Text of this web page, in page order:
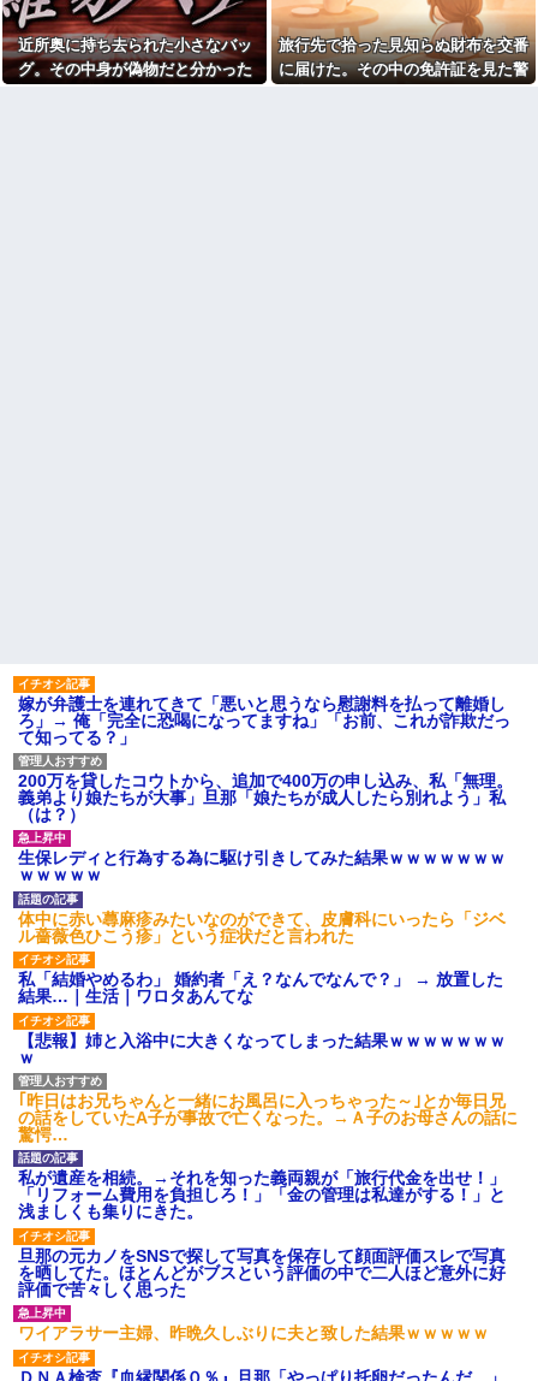
だ』→結果
フリマ民「あと500円値下げ出
来ませんか????」ワイ「ほ～い
購入ｗ」
福田雄一「新ケロロに福田組
果・・・
私「初めて飲む味だけどなん
のお茶？」彼「ちっ！」私「」
【GIF】JSのカンチョーワロ
タ
後続車にクラクションを鳴ら
され彼氏が逆切れ。「何クラク
ション鳴らしてんだ！降りてこ
いよ！」と怒鳴りだし...
【衝撃】報酬100万円超の治験
募集がこちらｗｗｗｗｗ(※画像
あり)
【ネット騒然】惨殺されたタ
ワマン頂き女子のこの動画、す
げえええええｗｗｗｗｗｗｗｗ
ｗｗｗ
【愕然】白のクラウン俺氏、
高速道路左車線を制限速度で走
った結果wwwwwwwwwwww
百年の恋12-899 食べた量を
張り合ってくる
【悲報】佐藤輝明・・・２軍
でも盛大にやらかす←あまり悲
しませないでくれ
婚で5月4日に顔合わせするから
「兄ちゃんヨロシク」って連絡
が…
お盆になると旦那の祖父母宅
に５泊くらいさせられる。旦那
近所奥に持ち去られた小さなバッ
グ。その中身が偽物だと分かった
旅行先で拾った見知らぬ財布を交番
に届けた。その中の免許証を見た警
嫁が弁護士を連れてきて「悪いと思うなら慰謝料を払って離婚し
ろ」→ 俺「完全に恐喝になってますね」「お前、これが詐欺だっ
て知ってる？」
200万を貸したコウトから、追加で400万の申し込み、私「無理。
義弟より娘たちが大事」旦那「娘たちが成人したら別れよう」私
（は？）
生保レディと行為する為に駆け引きしてみた結果ｗｗｗｗｗｗｗ
ｗｗｗｗｗ
体中に赤い蕁麻疹みたいなのができて、皮膚科にいったら「ジベ
ル薔薇色ひこう疹」という症状だと言われた
私「結婚やめるわ」 婚約者「え？なんでなんで？」 → 放置した
結果…｜生活｜ワロタあんてな
【悲報】姉と入浴中に大きくなってしまった結果ｗｗｗｗｗｗｗ
ｗ
｢昨日はお兄ちゃんと一緒にお風呂に入っちゃった～｣とか毎日兄
の話をしていたA子が事故で亡くなった。→Ａ子のお母さんの話に
驚愕…
私が遺産を相続。→それを知った義両親が「旅行代金を出せ！」
「リフォーム費用を負担しろ！」「金の管理は私達がする！」と
浅ましくも集りにきた。
旦那の元カノをSNSで探して写真を保存して顔面評価スレで写真
を晒してた。ほとんどがブスという評価の中で二人ほど意外に好
評価で苦々しく思った
ワイアラサー主婦、昨晩久しぶりに夫と致した結果ｗｗｗｗｗ
ＤＮＡ検査『血縁関係０％』旦那「やっぱり托卵だったんだ…」